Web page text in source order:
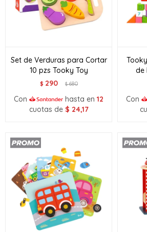
Set de Verduras para Cortar
10 pzs Tooky Toy
$ 290 $680
Con hasta en 12
cuotas de $ 24,17
de
Con